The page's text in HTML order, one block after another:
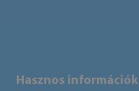
Hasznos információk